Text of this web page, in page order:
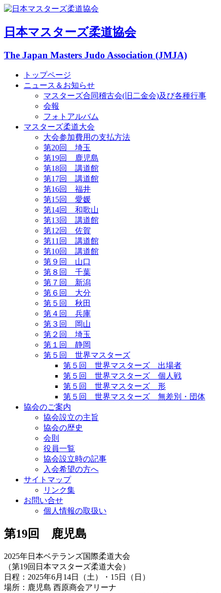
日本マスターズ柔道協会
The Japan Masters Judo Association (JMJA)
トップページ
ニュース＆お知らせ
マスターズ合同稽古会(旧二金会)及び各種行事
会報
フォトアルバム
マスターズ柔道大会
大会参加費用の支払方法
第20回 埼玉
第19回 鹿児島
第18回 講道館
第17回 講道館
第16回 福井
第15回 愛媛
第14回 和歌山
第13回 講道館
第12回 佐賀
第11回 講道館
第10回 講道館
第９回 山口
第８回 千葉
第７回 新潟
第６回 大分
第５回 秋田
第４回 兵庫
第３回 岡山
第２回 埼玉
第１回 静岡
第５回 世界マスターズ
第５回 世界マスターズ 出場者
第５回 世界マスターズ 個人戦
第５回 世界マスターズ 形
第５回 世界マスターズ 無差別・団体
協会のご案内
協会設立の主旨
協会の歴史
会則
役員一覧
協会設立時の記事
入会希望の方へ
サイトマップ
リンク集
お問い合せ
個人情報の取扱い
第19回 鹿児島
2025年日本ベテランズ国際柔道大会
（第19回日本マスターズ柔道大会）
日程：2025年6月14日（土）・15日（日）
場所：鹿児島 西原商会アリーナ